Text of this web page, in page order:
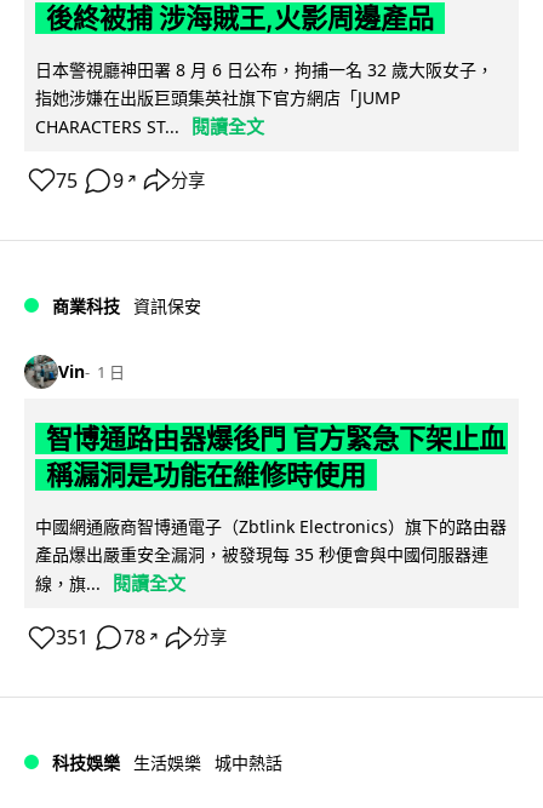
後終被捕 涉海賊王,火影周邊產品
日本警視廳神田署 8 月 6 日公布，拘捕一名 32 歲大阪女子，
指她涉嫌在出版巨頭集英社旗下官方網店「JUMP
CHARACTERS ST...
閱讀全文
75 9 ↗ 分享
商業科技 資訊保安
Vin 1 日
智博通路由器爆後門 官方緊急下架止血
稱漏洞是功能在維修時使用
中國網通廠商智博通電子（Zbtlink Electronics）旗下的路由器
產品爆出嚴重安全漏洞，被發現每 35 秒便會與中國伺服器連
線，旗...
閱讀全文
351 78 ↗ 分享
科技娛樂 生活娛樂 城中熱話